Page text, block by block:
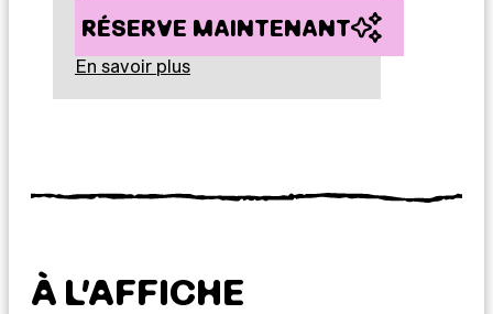
RÉSERVE MAINTENANT
En savoir plus
À L’AFFICHE